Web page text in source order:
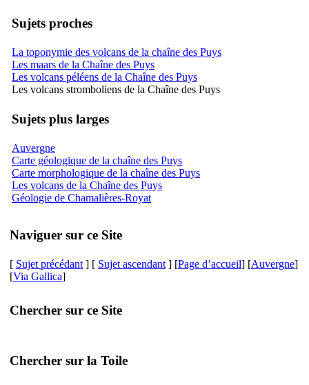
Sujets proches
La toponymie des volcans de la chaîne des Puys
Les maars de la Chaîne des Puys
Les volcans péléens de la Chaîne des Puys
Les volcans stromboliens de la Chaîne des Puys
Sujets plus larges
Auvergne
Carte géologique de la chaîne des Puys
Carte morphologique de la chaîne des Puys
Les volcans de la Chaîne des Puys
Géologie de Chamalières-Royat
Naviguer sur ce Site
[ Sujet précédant ] [ Sujet ascendant ] [Page d’accueil] [Auvergne]
[Via Gallica]
Chercher sur ce Site
Chercher sur la Toile